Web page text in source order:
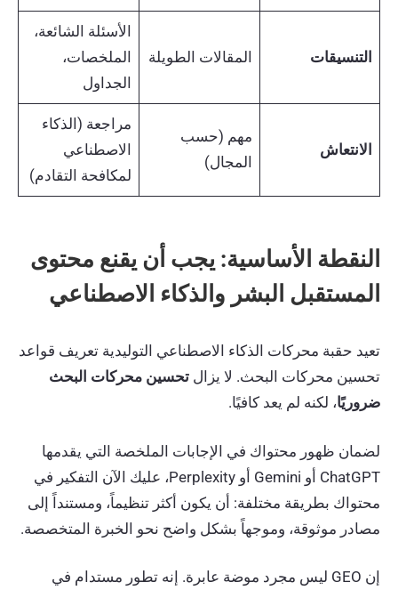
التنسيقات المقالات الطويلة
الأسئلة الشائعة،
الملخصات،
الجداول
الانتعاش
مهم (حسب
المجال)
مراجعة (الذكاء
الاصطناعي
لمكافحة التقادم)
النقطة الأساسية: يجب أن يقنع محتوى
المستقبل البشر والذكاء الاصطناعي
تعيد حقبة محركات الذكاء الاصطناعي التوليدية تعريف قواعد
تحسين محركات البحث. لا يزال تحسين محركات البحث
ضروريًا، لكنه لم يعد كافيًا.
لضمان ظهور محتواك في الإجابات الملخصة التي يقدمها
ChatGPT أو Gemini أو Perplexity، عليك الآن التفكير في
محتواك بطريقة مختلفة: أن يكون أكثر تنظيماً، ومستنداً إلى
مصادر موثوقة، وموجهاً بشكل واضح نحو الخبرة المتخصصة.
إن GEO ليس مجرد موضة عابرة. إنه تطور مستدام في